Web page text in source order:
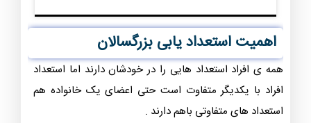
اهمیت استعداد یابی بزرگسالان
همه ی افراد استعداد هایی را در خودشان دارند اما استعداد
افراد با یکدیگر متفاوت است حتی اعضای یک خانواده هم
استعداد های متفاوتی باهم دارند .